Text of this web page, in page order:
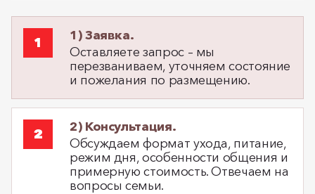
1) Заявка.
Оставляете запрос – мы
перезваниваем, уточняем состояние
и пожелания по размещению.
2) Консультация.
Обсуждаем формат ухода, питание,
режим дня, особенности общения и
примерную стоимость. Отвечаем на
вопросы семьи.